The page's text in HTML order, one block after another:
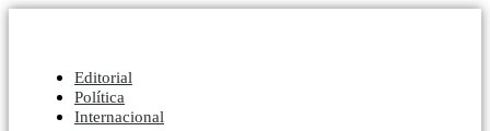
Editorial
Política
Internacional